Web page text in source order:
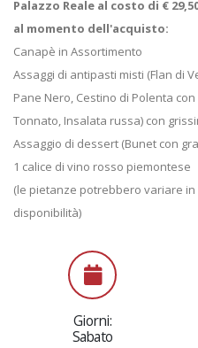
Palazzo Reale al costo di €
al momento dell'acquisto:
Canapè in Assortimento
Assaggi di antipasti misti (Flan di
Pane Nero, Cestino di Polenta
Tonnato, Insalata russa) con
Assaggio di dessert (Bunet con
1 calice di vino rosso piemontese
(le pietanze potrebbero variare
disponibilità)
Giorni:
Sabato